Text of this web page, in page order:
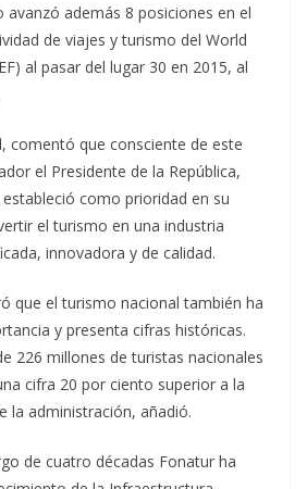
avanzó además 8 posiciones en el
de viajes y turismo del World
al pasar del lugar 30 en 2015, al
comentó que consciente de este
el Presidente de la República,
como prioridad en su
el turismo en una industria
innovadora y de calidad.
que el turismo nacional también ha
y presenta cifras históricas.
226 millones de turistas nacionales
cifra 20 por ciento superior a la
la administración, añadió.
de cuatro décadas Fonatur ha